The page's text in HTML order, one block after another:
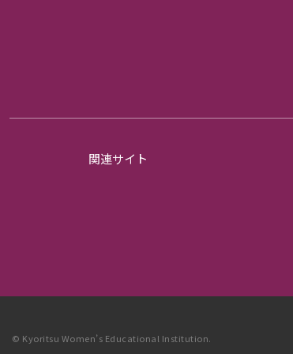
関連サイト
© Kyoritsu Women’s Educational Institution.